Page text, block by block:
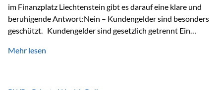
im Finanzplatz Liechtenstein gibt es darauf eine klare und
beruhigende Antwort:Nein – Kundengelder sind besonders
geschützt. Kundengelder sind gesetzlich getrennt Ein
sogenannte Sondermasse. Das bedeutet:Die
Mehr lesen